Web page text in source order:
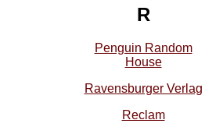
R
Penguin Random
House
Ravensburger Verlag
Reclam